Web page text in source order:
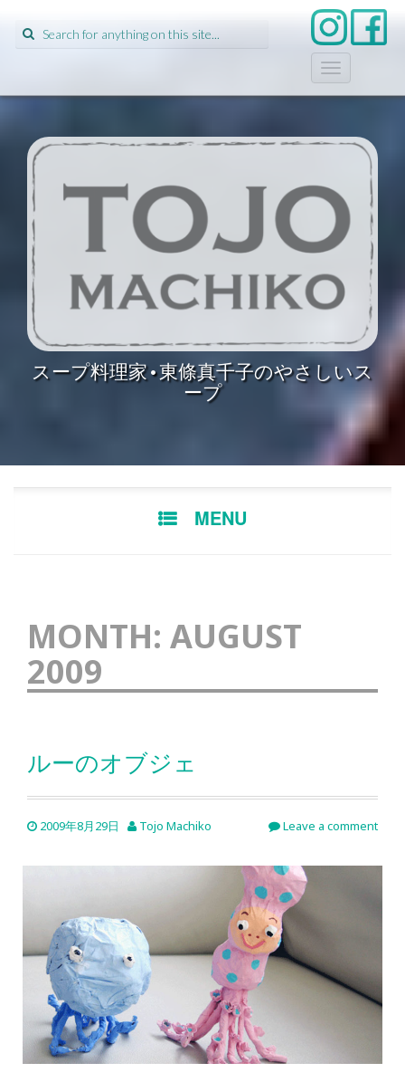
Search
for:
T
o
l
a
v
i
g
t
i
n
スープ料理家•東條真千子のやさしいス
ープ
MENU
MONTH: AUGUST
2009
ルーのオブジェ
2009年8月29日 Tojo Machiko Leave a comment